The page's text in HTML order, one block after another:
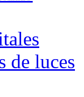
de luces